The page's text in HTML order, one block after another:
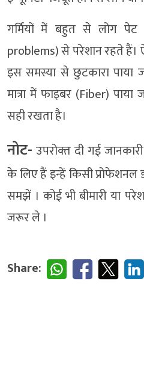
गर्मियों में बहुत से लोग
problems) से परेशान रहते
इस समस्या से छुटकारा पाया
मात्रा में फाइबर (Fiber)
सही रखता है।
नोट- उपरोक्‍त दी गई
के लिए हैं इन्‍हें किसी
समझें । कोई भी बीमारी या
जरूर ले ।
Share: